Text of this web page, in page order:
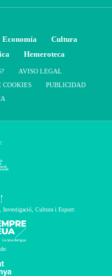
Economía
Cultura
Hemeroteca
AVISO LEGAL
COOKIES
PUBLICIDAD
Investigació, Cultura i Esport: